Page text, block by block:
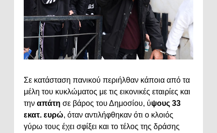
Σε κατάσταση πανικού περιήλθαν κάποια από τα
μέλη του κυκλώματος με τις εικονικές εταιρίες και
την απάτη σε βάρος του Δημοσίου, ύψους 33
εκατ. ευρώ, όταν αντιλήφθηκαν ότι ο κλοιός
γύρω τους έχει σφίξει και το τέλος της δράσης